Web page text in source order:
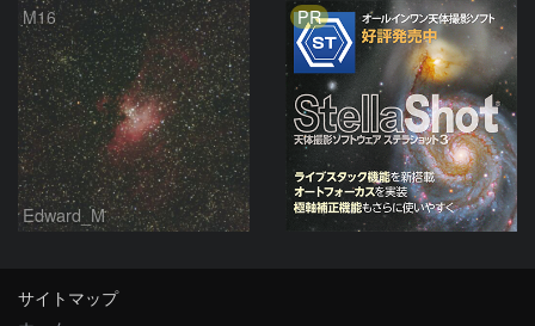
M16
Edward_M
PR
サイトマップ